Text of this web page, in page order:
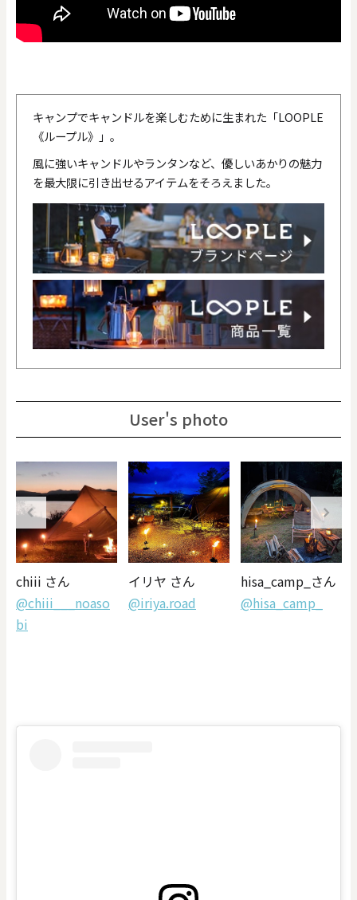
キャンプでキャンドルを楽しむために生まれた「LOOPLE
《ループル》」。
風に強いキャンドルやランタンなど、優しいあかりの魅力
を最大限に引き出せるアイテムをそろえました。
User's photo
chiii さん
@chiii___noaso
bi
イリヤ さん
@iriya.road
hisa_camp_さん
@hisa_camp_